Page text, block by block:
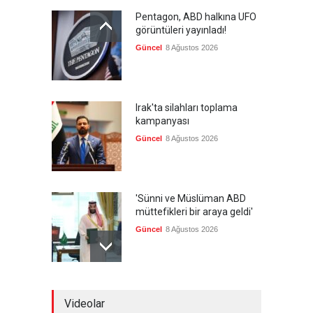
Pentagon, ABD halkına UFO
görüntüleri yayınladı!
Güncel 8 Ağustos 2026
Irak'ta silahları toplama
kampanyası
Güncel 8 Ağustos 2026
'Sünni ve Müslüman ABD
müttefikleri bir araya geldi'
Güncel 8 Ağustos 2026
Videolar